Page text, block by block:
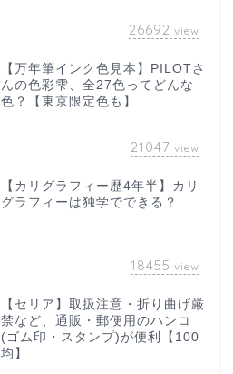
26692 view
【万年筆インク色見本】PILOTさ
んの色彩雫、全27色ってどんな
色？【東京限定色も】
21047 view
【カリグラフィー歴4年半】カリ
グラフィーは独学でできる？
18455 view
【セリア】取扱注意・折り曲げ厳
禁など、通販・郵便用のハンコ
(ゴム印・スタンプ)が便利【100
均】